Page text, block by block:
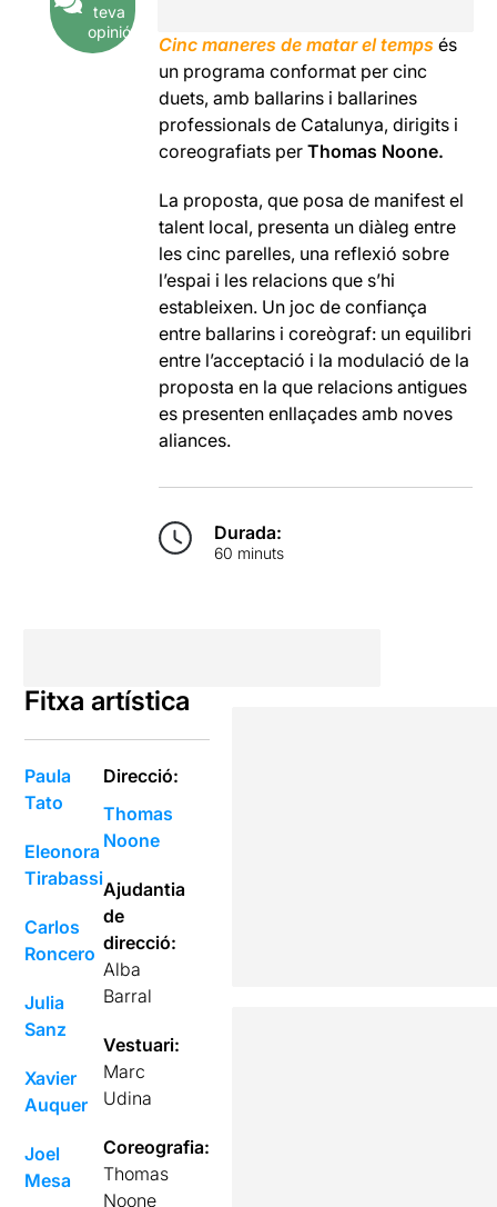
teva
opinió
Cinc maneres de matar el temps és
un programa conformat per cinc
duets, amb ballarins i ballarines
professionals de Catalunya, dirigits i
coreografiats perThomas Noone.
La proposta, que posa de manifest el
talent local, presenta un diàleg entre
les cinc parelles, una reflexió sobre
l’espai i les relacions que s’hi
estableixen. Un joc de confiança
entre ballarins i coreògraf: un equilibri
entre l’acceptació i la modulació de la
proposta en la que relacions antigues
es presenten enllaçades amb noves
aliances.
Durada:
60 minuts
Fitxa artística
Paula
Tato
Eleonora
Tirabassi
Carlos
Roncero
Julia
Sanz
Xavier
Auquer
Joel
Mesa
Direcció:
Thomas
Noone
Ajudantia
de
direcció:
Alba
Barral
Vestuari:
Marc
Udina
Coreografia:
Thomas
Noone